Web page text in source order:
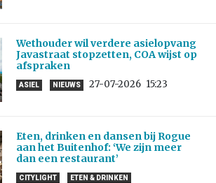
Wethouder wil verdere asielopvang
Javastraat stopzetten, COA wijst op
afspraken
ASIEL NIEUWS 27-07-2026 15:23
Eten, drinken en dansen bij Rogue
aan het Buitenhof: ‘We zijn meer
dan een restaurant’
CITYLIGHT ETEN & DRINKEN